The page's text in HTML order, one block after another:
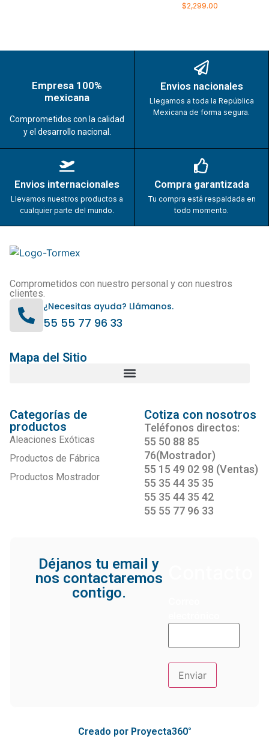
$2,299.00
Empresa 100%
mexicana
Comprometidos con la calidad
y el desarrollo nacional.
Envios nacionales
Llegamos a toda la República
Mexicana de forma segura.
Envios internacionales
Llevamos nuestros productos a
cualquier parte del mundo.
Compra garantizada
Tu compra está respaldada en
todo momento.
Comprometidos con nuestro personal y con nuestros
clientes.
¿Necesitas ayuda? Llámanos.
55 55 77 96 33
Mapa del Sitio
Categorías de
productos
Aleaciones Exóticas
Productos de Fábrica
Productos Mostrador
Cotiza con nosotros
Teléfonos directos:
55 50 88 85
76(Mostrador)
55 15 49 02 98 (Ventas)
55 35 44 35 35
55 35 44 35 42
55 55 77 96 33
Déjanos tu email y
nos contactaremos
contigo.
Creado por Proyecta360°